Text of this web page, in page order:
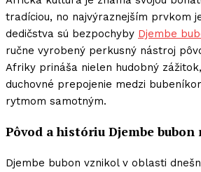
tradíciou, no najvýraznejším prvkom
dedičstva sú bezpochyby Djembe
ručne vyrobený perkusný nástroj
Afriky prináša nielen hudobný
duchovné prepojenie medzi
rytmom samotným.
Pôvod a históriu Djembe bubon
Djembe bubon vznikol v oblasti